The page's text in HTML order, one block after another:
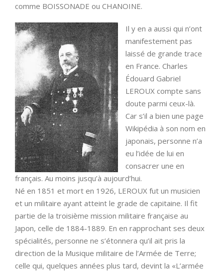
comme BOISSONADE ou CHANOINE.
Il y en a aussi qui n’ont
manifestement pas
laissé de grande trace
en France. Charles
Édouard Gabriel
LEROUX compte sans
doute parmi ceux-là.
Car s’il a bien une page
Wikipédia à son nom en
japonais, personne n’a
eu l’idée de lui en
consacrer une en
français. Au moins jusqu’à aujourd’hui.
Né en 1851 et mort en 1926, LEROUX fut un musicien
et un militaire ayant atteint le grade de capitaine. Il fit
partie de la troisième mission militaire française au
Japon, celle de 1884-1889. En en rapprochant ses deux
spécialités, personne ne s’étonnera qu’il ait pris la
direction de la Musique militaire de l’Armée de Terre;
celle qui, quelques années plus tard, devint la «L’armée